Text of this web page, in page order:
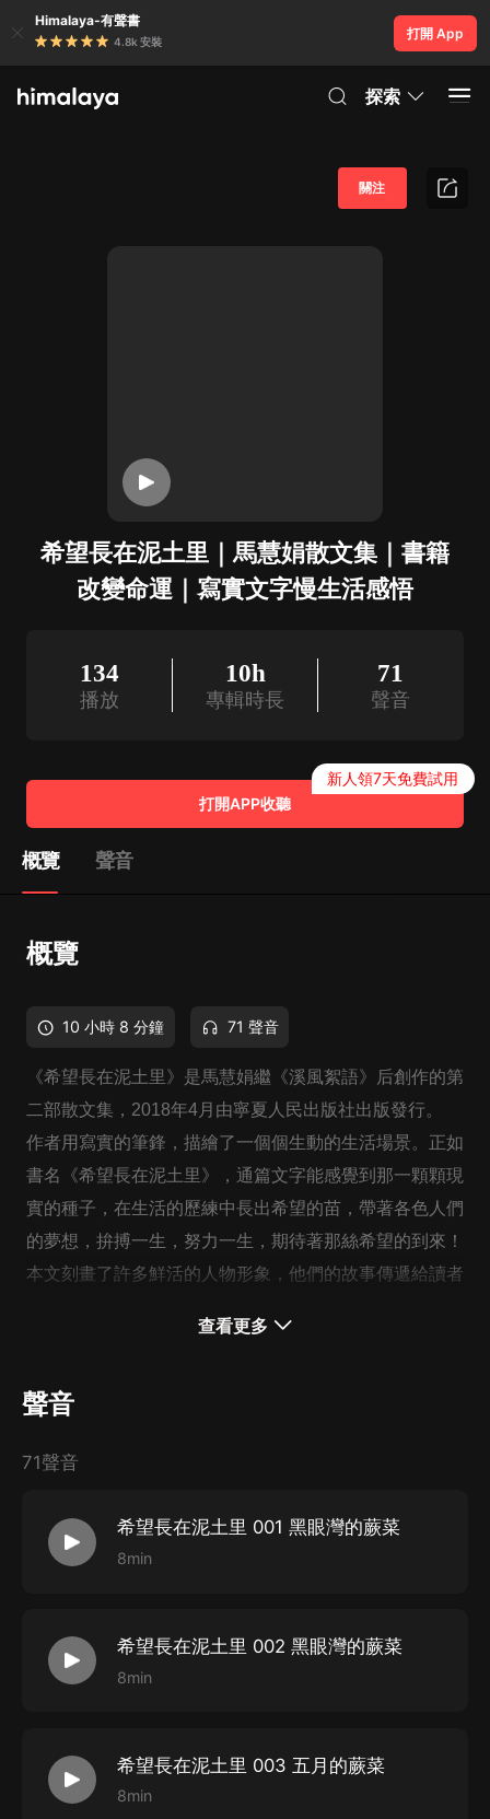
Himalaya-有聲書
4.8k 安裝
打開 App
探索
希望長在泥土里｜馬慧娟散文集｜書籍
改變命運｜寫實文字慢生活感悟
關注
134
播放
10h
專輯時長
71
聲音
打開APP收聽
新人領7天免費試用
概覽 聲音
概覽
10 小時 8 分鐘 71 聲音
《希望長在泥土里》是馬慧娟繼《溪風絮語》后創作的第
二部散文集，2018年4月由寧夏人民出版社出版發行。
作者用寫實的筆鋒，描繪了一個個生動的生活場景。正如
書名《希望長在泥⼟里》，通篇文字能感覺到那一顆顆現
實的種子，在生活的歷練中長出希望的苗，帶著各色人們
的夢想，拚搏⼀⽣，努力一生，期待著那絲希望的到來！
本文刻畫了許多鮮活的人物形象，他們的故事傳遞給讀者
本書集中展示了作者在農村生活的經歷和對農村生活的感
事。
查看更多
聲音
71聲音
希望長在泥土里 001 黑眼灣的蕨菜
8min
希望長在泥土里 002 黑眼灣的蕨菜
8min
希望長在泥土里 003 五月的蕨菜
8min